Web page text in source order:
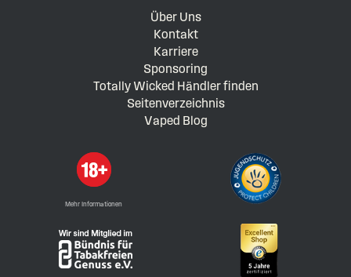
Über Uns
Kontakt
Karriere
Sponsoring
Totally Wicked Händler finden
Seitenverzeichnis
Vaped Blog
Mehr Informationen